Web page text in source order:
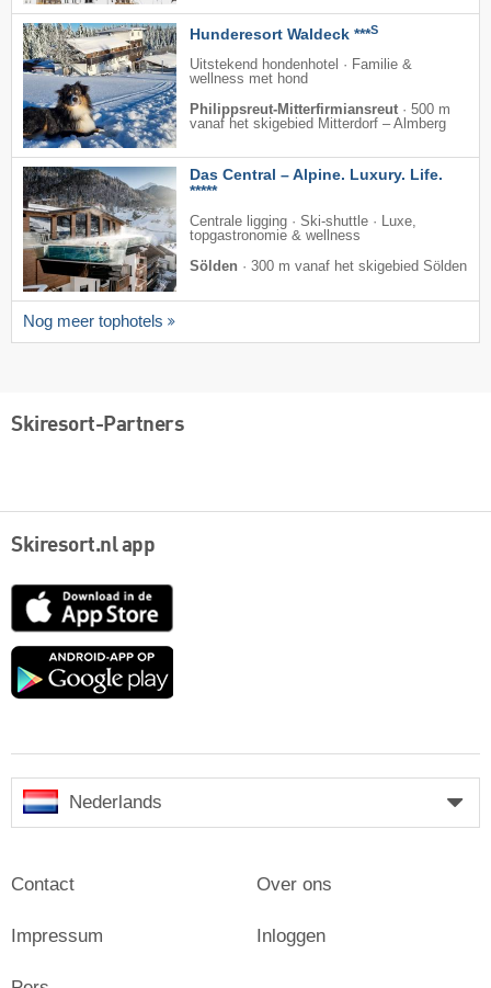
Hunderesort Waldeck ***S
Uitstekend hondenhotel · Familie &
wellness met hond
Philippsreut-Mitterfirmiansreut · 500 m
vanaf het skigebied Mitterdorf – Almberg
Das Central – Alpine. Luxury. Life.
*****
Centrale ligging · Ski-shuttle · Luxe,
topgastronomie & wellness
Sölden · 300 m vanaf het skigebied Sölden
Nog meer tophotels
Skiresort-Partners
Skiresort.nl app
App
Google
Nederlands
Contact
Impressum
Over ons
Inloggen